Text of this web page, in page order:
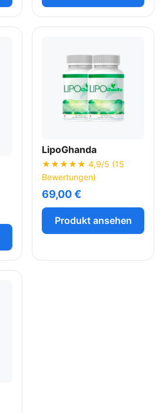
LipoGhanda
★★★★★ 4,9/5 (15
Bewertungen)
69,00 €
Produkt ansehen